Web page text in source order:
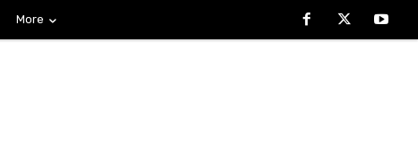
More